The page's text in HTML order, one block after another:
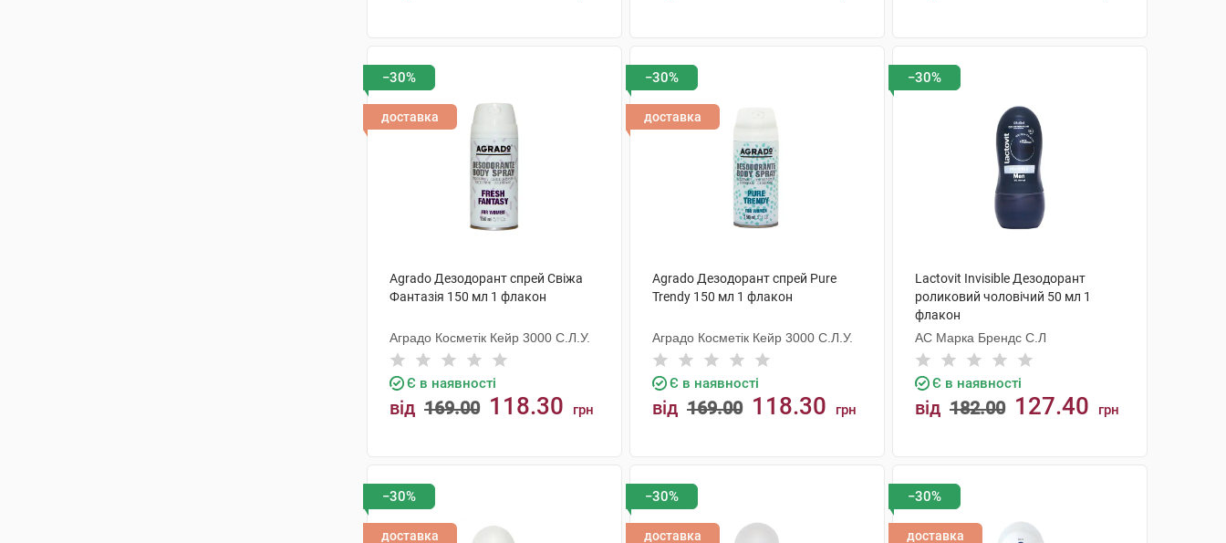
−30%
доставка
Agrado Дезодорант спрей Свіжа
Фантазія 150 мл 1 флакон
Аградо Косметік Кейр 3000 С.Л.У.
Є в наявності
від 169.00 118.30 грн
−30%
доставка
Agrado Дезодорант спрей Pure
Trendy 150 мл 1 флакон
Аградо Косметік Кейр 3000 С.Л.У.
Є в наявності
від 169.00 118.30 грн
−30%
Lactovit Invisible Дезодорант
роликовий чоловічий 50 мл 1
флакон
АС Марка Брендс С.Л
Є в наявності
від 182.00 127.40 грн
−30%
доставка
−30%
доставка
−30%
доставка